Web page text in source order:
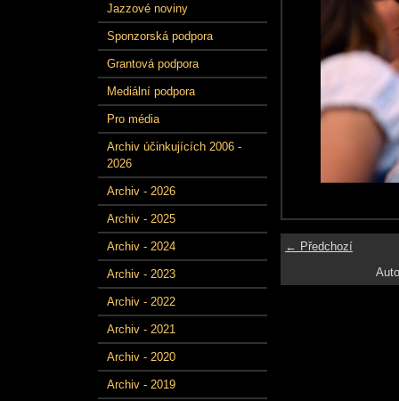
Jazzové noviny
Sponzorská podpora
Grantová podpora
Mediální podpora
Pro média
Archiv účinkujících 2006 -
2026
Archiv - 2026
Archiv - 2025
Archiv - 2024
Archiv - 2023
Archiv - 2022
Archiv - 2021
Archiv - 2020
Archiv - 2019
← Předchozí